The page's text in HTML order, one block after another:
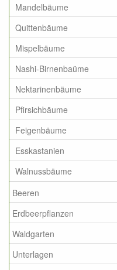
Mandelbäume
Quittenbäume
Mispelbäume
Nashi-Birnenbaüme
Nektarinenbäume
Pfirsichbäume
Feigenbäume
Esskastanien
Walnussbäume
Beeren
Erdbeerpflanzen
Waldgarten
Unterlagen